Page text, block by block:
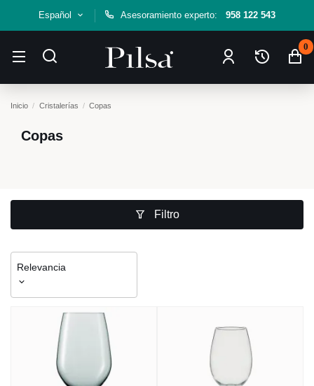
Español Asesoramiento experto: 958 122 543
0
Inicio Cristalerías Copas
Copas
Filtro
Relevancia